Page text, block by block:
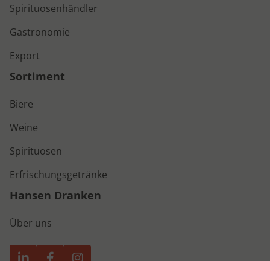
Spirituosenhändler
Gastronomie
Export
Sortiment
Biere
Weine
Spirituosen
Erfrischungsgetränke
Hansen Dranken
Über uns